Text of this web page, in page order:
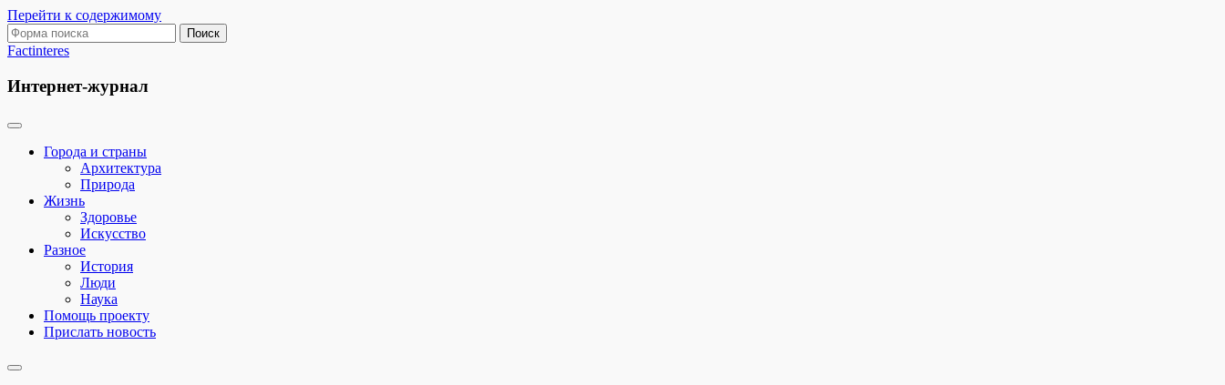
Перейти к содержимому
Поиск:
Factinteres
Интернет-журнал
Города и страны
Архитектура
Природа
Жизнь
Здоровье
Искусство
Разное
История
Люди
Наука
Помощь проекту
Прислать новость
Переключить